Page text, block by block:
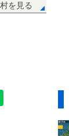
を見る